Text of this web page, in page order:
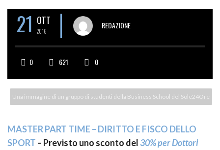
21 OTT
2016
REDAZIONE
0 621 0
Una immagine di un gruppo di studenti della Business School del Sole24Ore
MASTER PART TIME – DIRITTO E FISCO DELLO
SPORT – Previsto uno sconto del 30% per Dottori